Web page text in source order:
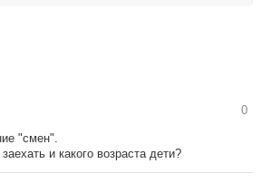
0
"смен".
и какого возраста дети?